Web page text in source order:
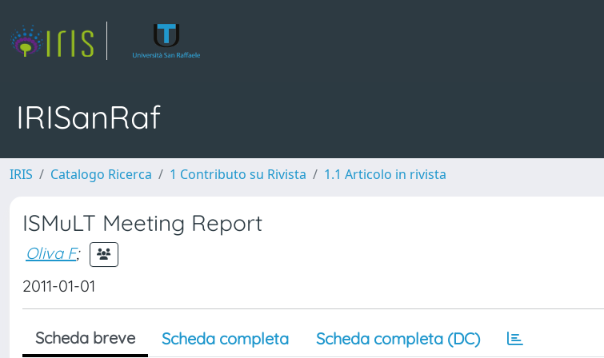
IRISanRaf
IRIS Catalogo Ricerca 1 Contributo su Rivista 1.1 Articolo in rivista
ISMuLT Meeting Report
Oliva F;
2011-01-01
Scheda breve Scheda completa Scheda completa (DC)